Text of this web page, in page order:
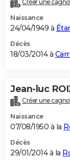
Créer une
Naissance
24/04/1949 à
Décès
18/03/2014 à
Jean-luc
Créer une
Naissance
07/08/1950 à la
Décès
29/01/2014 à la